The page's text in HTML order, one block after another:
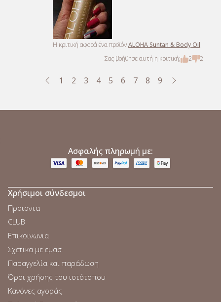
Η κριτική αφορά ένα προϊόνALOHA Suntan & Body Oil
Σας βοήθησε αυτή η κριτική;
2 2
1 2 3 4 5 6 7 8 9
Ασφαλής πληρωμή με:
Χρήσιμοι σύνδεσμοι
Προιοντα
CLUB
Επικοινωνια
Σχετικα με εμασ
Παραγγελία και παράδωση
Όροι χρήσης του ιστότοπου
Κανόνες αγοράς